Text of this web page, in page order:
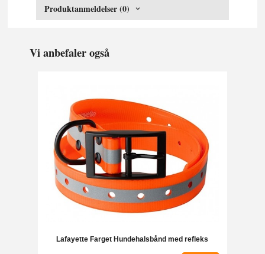
Produktanmeldelser (0)
Vi anbefaler også
Lafayette Farget Hundehalsbånd med refleks